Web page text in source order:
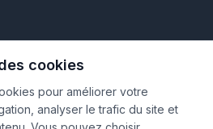
cookies
pour améliorer votre
analyser le trafic du site et